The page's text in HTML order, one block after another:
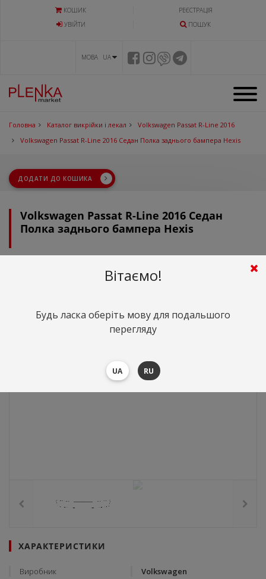
КОШИК
РЕЄСТРАЦІЯ
УВIЙТИ
ПОШУК
МОВА UA
Головна Каталог викрійки і лекал
Volkswagen Passat R-Line 2016
Volkswagen Passat R-Line 2016 Седан Полка заднього бампера Hexis
ДОДАТИ ДО КОШИКА
Volkswagen Passat R-Line 2016 Седан
Полка заднього бампера Hexis
грн.
ХАРАКТЕРИСТИКИ
Виробник
Volkswagen
Вітаємо!
Будь ласка оберіть мову для подальшого
перегляду
UA RU